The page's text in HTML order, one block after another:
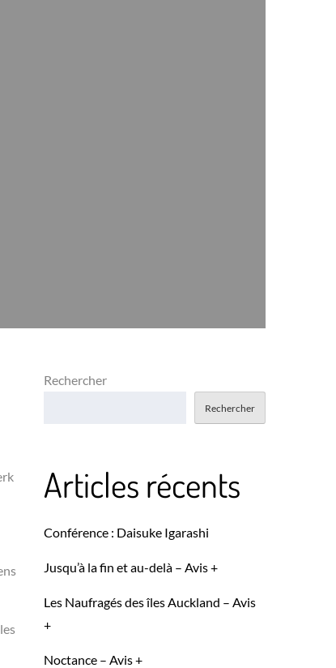
Rechercher
Rechercher
Articles récents
Conférence : Daisuke Igarashi
Jusqu’à la fin et au-delà – Avis +
Les Naufragés des îles Auckland – Avis
+
Noctance – Avis +